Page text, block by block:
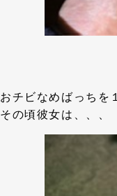
おチビなめばっちを
その頃彼女は、、、